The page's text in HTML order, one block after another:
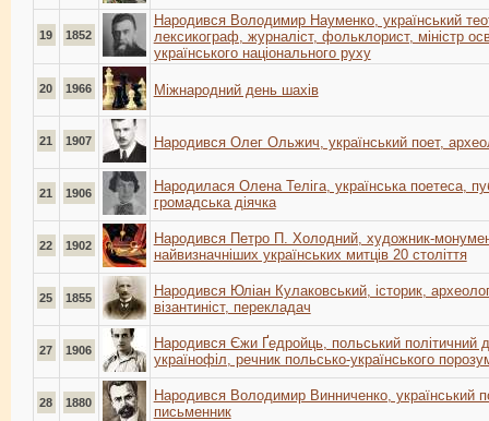
19 1852
Народився Володимир Науменко, український
лексикограф, журналіст, фольклорист, міністр
українського національного руху
20 1966 Міжнародний день шахів
21 1907 Народився Олег Ольжич, український поет,
21 1906
Народилася Олена Теліга, українська поетеса,
громадська діячка
22 1902
Народився Петро П. Холодний, художник-
найвизначніших українських митців 20 століття
25 1855
Народився Юліан Кулаковський, історик,
візантиніст, перекладач
27 1906
Народився Єжи Ґедройць, польський політичний
українофіл, речник польсько-українського
28 1880
Народився Володимир Винниченко, український
письменник